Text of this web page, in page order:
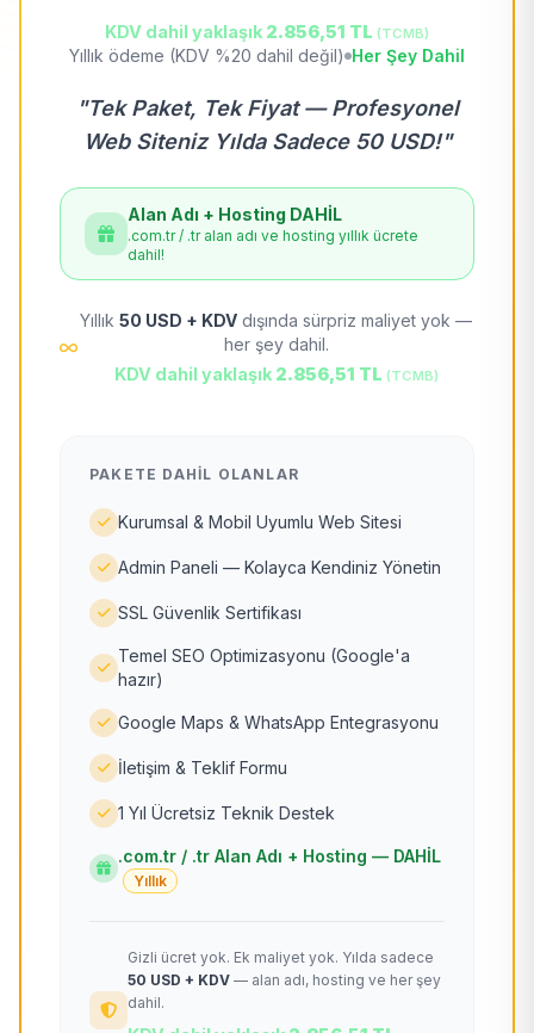
KDV dahil yaklaşık 2.856,51 TL (TCMB)
Yıllık ödeme (KDV %20 dahil değil) Her Şey Dahil
"Tek Paket, Tek Fiyat — Profesyonel
Web Siteniz Yılda Sadece 50 USD!"
Alan Adı + Hosting DAHİL
.com.tr / .tr alan adı ve hosting yıllık ücrete
dahil!
Yıllık 50 USD + KDV dışında sürpriz maliyet yok —
her şey dahil.
KDV dahil yaklaşık 2.856,51 TL (TCMB)
PAKETE DAHIL OLANLAR
Kurumsal & Mobil Uyumlu Web Sitesi
Admin Paneli — Kolayca Kendiniz Yönetin
SSL Güvenlik Sertifikası
Temel SEO Optimizasyonu (Google'a
hazır)
Google Maps & WhatsApp Entegrasyonu
İletişim & Teklif Formu
1 Yıl Ücretsiz Teknik Destek
.com.tr / .tr Alan Adı + Hosting — DAHİL
Yıllık
Gizli ücret yok. Ek maliyet yok. Yılda sadece
50 USD + KDV — alan adı, hosting ve her şey
dahil.